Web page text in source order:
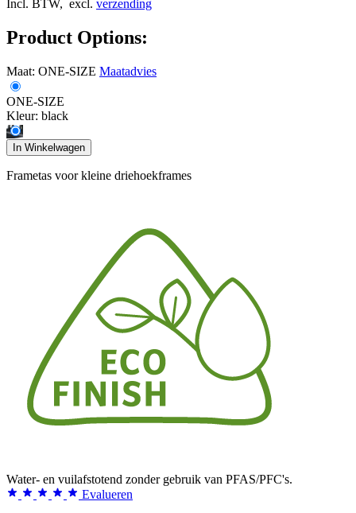
Incl. BTW, excl. verzending
Product Options:
Maat: ONE-SIZE Maatadvies
ONE-SIZE
Kleur: black
In Winkelwagen
Frametas voor kleine driehoekframes
Water- en vuilafstotend zonder gebruik van PFAS/PFC's.
Evalueren